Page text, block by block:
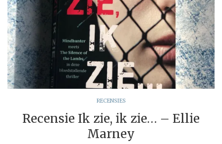
RECENSIES
Recensie Ik zie, ik zie… – Ellie
Marney